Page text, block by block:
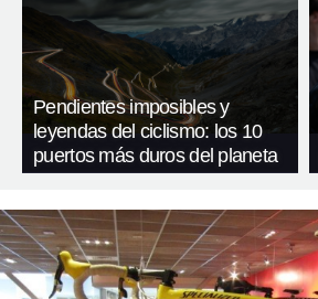
Pendientes imposibles y
leyendas del ciclismo: los 10
puertos más duros del planeta